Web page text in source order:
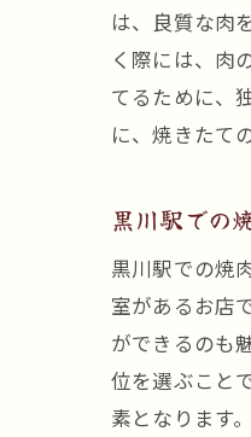
は、良質な肉
く際には、肉
てるために、
に、焼きたて
黒川駅での
黒川駅での焼
室があるお店
ができるのも
位を選ぶこと
素となります